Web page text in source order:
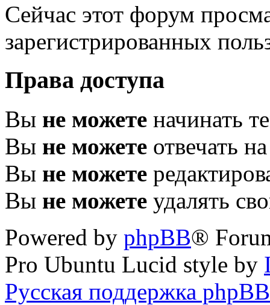
Сейчас этот форум
зарегистрированных
Права доступа
Вы не можете начинать
Вы не можете отвечать
Вы не можете
Вы не можете удалять
Powered by phpBB®
Pro Ubuntu Lucid style by
Русская поддержка phpBB